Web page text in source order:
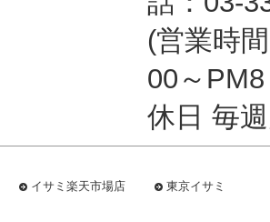
(営業時
00～
休日 毎
イサミ楽天市場店 東京イサミ